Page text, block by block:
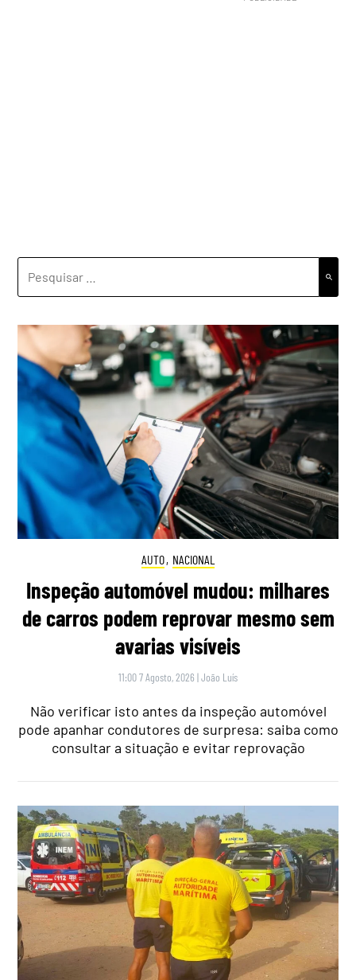
POR:
AUTO, NACIONAL
Inspeção automóvel mudou: milhares
de carros podem reprovar mesmo sem
avarias visíveis
11:00 7 Agosto, 2026 |João Luís
Não verificar isto antes da inspeção automóvel
pode apanhar condutores de surpresa: saiba como
consultar a situação e evitar reprovação